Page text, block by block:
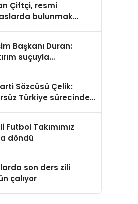
Çiftçi, resmi
bulunmak
Başkanı Duran:
suçuyla
Sözcüsü Çelik:
Türkiye sürecinde
Futbol Takımımız
döndü
son ders zili
çalıyor